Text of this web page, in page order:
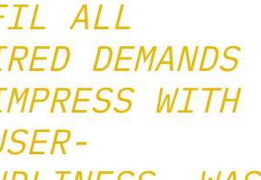
ALL
DEMANDS
WITH